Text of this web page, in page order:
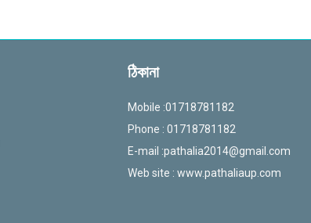
ঠিকানা
Mobile :01718781182
Phone : 01718781182
E-mail :pathalia2014@gmail.com
Web site : www.pathaliaup.com